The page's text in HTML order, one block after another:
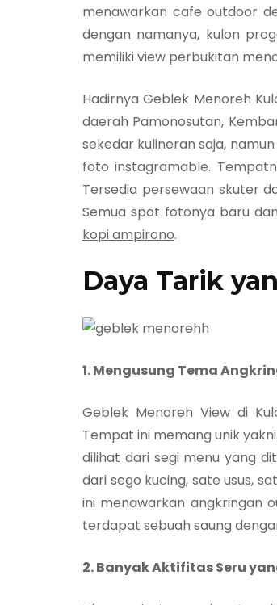
menawarkan cafe outdoor
dengan namanya, kulon
memiliki view perbukitan
Hadirnya Geblek Menoreh
daerah Pamonosutan,
sekedar kulineran saja,
foto instagramable.
Tersedia persewaan skuter
Semua spot fotonya baru
kopi ampirono.
Daya Tarik
1. Mengusung Tema
Geblek Menoreh View di
Tempat ini memang unik
dilihat dari segi menu yang
dari sego kucing, sate usus,
ini menawarkan angkringan
terdapat sebuah saung
2. Banyak Aktifitas Seru